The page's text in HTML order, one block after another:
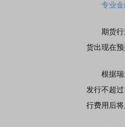
专业
期货行业
货出现在
根据瑞达
发行不超
行费用后